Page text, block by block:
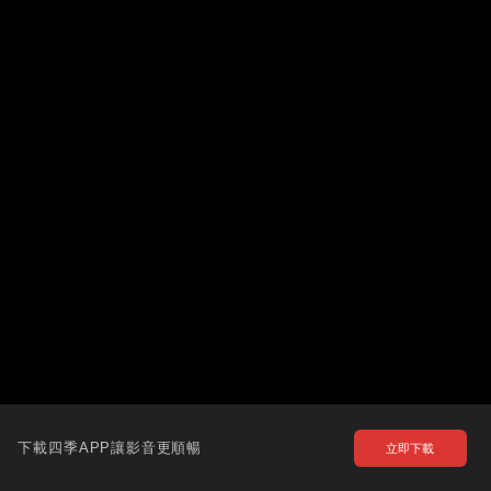
下載四季APP讓影音更順暢 立即下載